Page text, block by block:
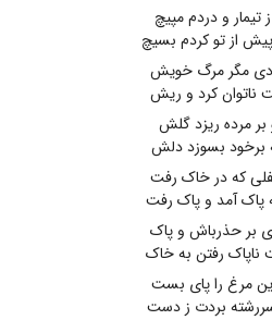
تیمار و دردم مپیچ
از تو کردم بسیچ
مگر مرگ خویش
ناتوان کرد و ریش
مرده ریزد گلش
برخود بسوزد دلش
که در خاک رفت
پاک آمد و پاک رفت
بر حذرباش و پاک
رفتن به خاک
مرغ را پای بست
بردت ز دست